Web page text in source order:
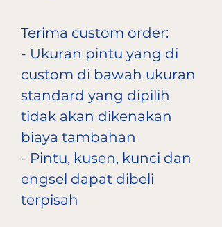
Terima custom order:
- Ukuran pintu yang di
custom di bawah ukuran
standard yang dipilih
tidak akan dikenakan
biaya tambahan
- Pintu, kusen, kunci dan
engsel dapat dibeli
terpisah